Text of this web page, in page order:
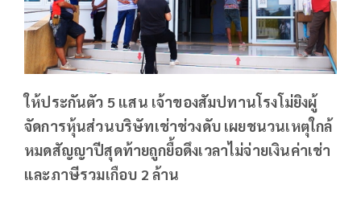
ให้ประกันตัว 5 แสน เจ้าของสัมปทานโรงโม่ยิงผู้
จัดการหุ้นส่วนบริษัทเช่าช่วงดับ เผยชนวนเหตุใกล้
หมดสัญญาปีสุดท้ายถูกยื้อดึงเวลาไม่จ่ายเงินค่าเช่า
และภาษีรวมเกือบ 2 ล้าน